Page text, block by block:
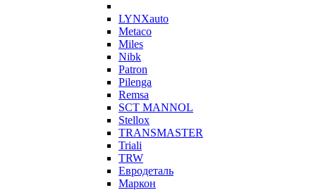
LYNXauto
Metaco
Miles
Nibk
Patron
Pilenga
Remsa
SCT MANNOL
Stellox
TRANSMASTER
Triali
TRW
Евродеталь
Маркон